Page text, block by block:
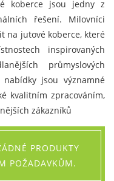
koberce jsou jedny z
řešení. Milovníci
na jutové koberce, které
inspirovaných
průmyslových
jsou významné
kvalitním zpracováním,
zákazníků
PRODUKTY
POŽADAVKŮM.